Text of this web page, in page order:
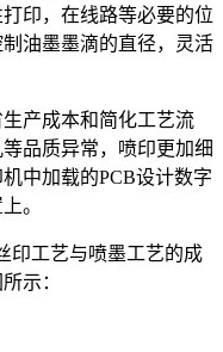
印，在线路等必要的位
油墨墨滴的直径，灵活
产成本和简化工艺流
品质异常，喷印更加细
中加载的PCB设计数字
。
印工艺与喷墨工艺的成
示：